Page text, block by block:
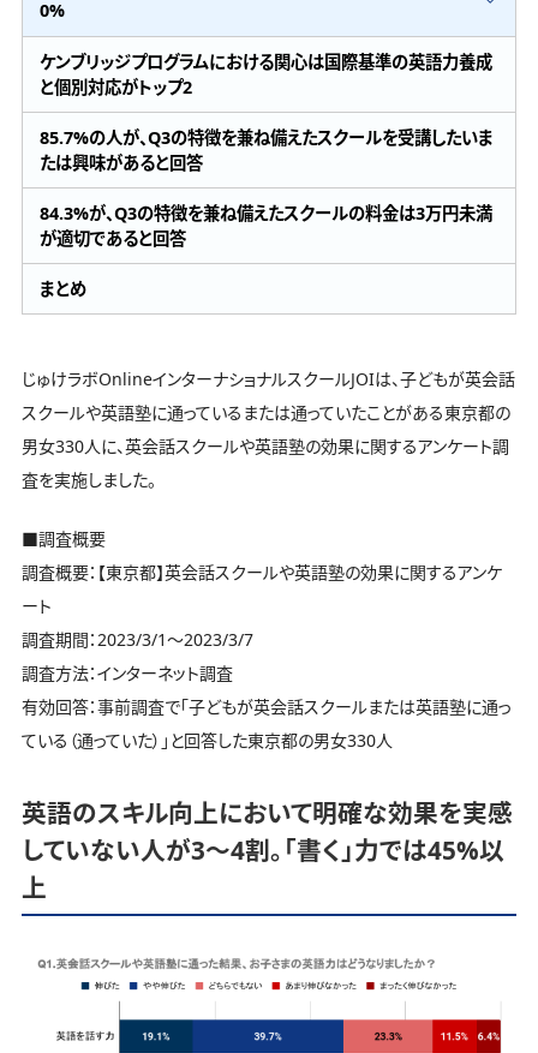
0%
ケンブリッジプログラムにおける関心は国際基準の英語力養成
と個別対応がトップ2
85.7%の人が、Q3の特徴を兼ね備えたスクールを受講したいま
たは興味があると回答
84.3%が、Q3の特徴を兼ね備えたスクールの料金は3万円未満
が適切であると回答
まとめ
じゅけラボOnlineインターナショナルスクールJOIは、子どもが英会話
スクールや英語塾に通っているまたは通っていたことがある東京都の
男女330人に、英会話スクールや英語塾の効果に関するアンケート調
査を実施しました。
■調査概要
調査概要：【東京都】英会話スクールや英語塾の効果に関するアンケ
ート
調査期間：2023/3/1～2023/3/7
調査方法：インターネット調査
有効回答：事前調査で「子どもが英会話スクールまたは英語塾に通っ
ている（通っていた）」と回答した東京都の男女330人
英語のスキル向上において明確な効果を実感
していない人が3～4割。「書く」力では45%以
上